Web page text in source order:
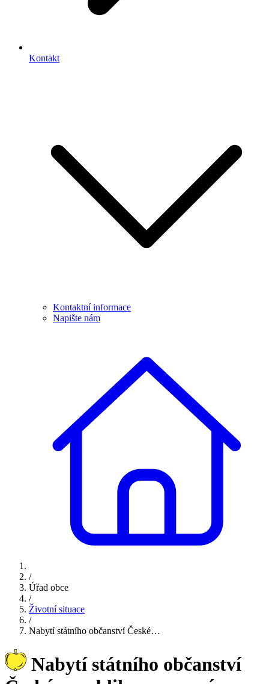
Kontakt
Kontaktní informace
Napište nám
/
Úřad obce
/
Životní situace
/
Nabytí státního občanství České…
Nabytí státního občanství